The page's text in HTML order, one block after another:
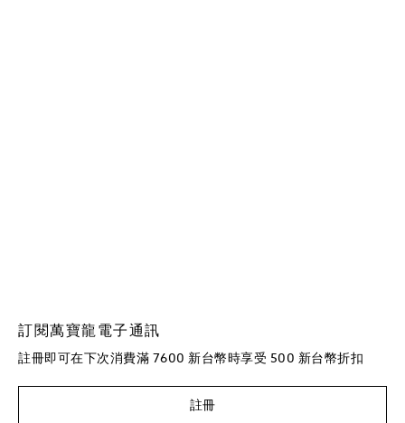
訂閱萬寶龍電子通訊
註冊即可在下次消費滿 7600 新台幣時享受 500 新台幣折扣
註冊